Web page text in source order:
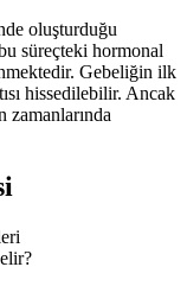
oluşturduğu
süreçteki hormonal
Gebeliğin ilk
hissedilebilir. Ancak